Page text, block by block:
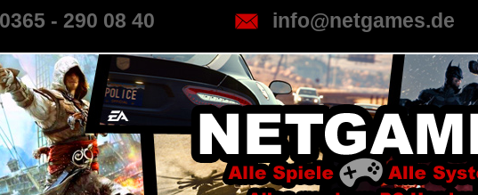
0365 - 290 08 40 info@netgames.de